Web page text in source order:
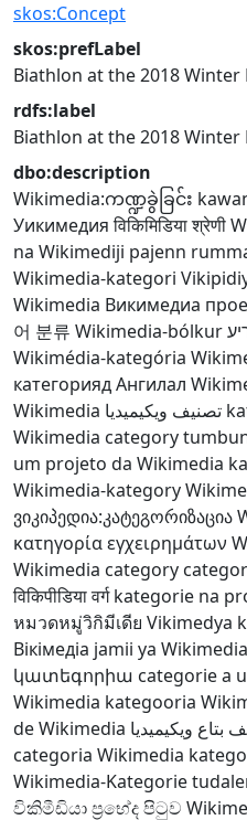
skos:Concept
skos:prefLabel
Biathlon at the 2018 Winter
rdfs:label
Biathlon at the 2018 Winter
dbo:description
Wikimedia:ကဏ္ဍခွဲခြင်း
Уикимедия विकिमिडिया श्रेणी
na Wikimediji pajenn
Wikimedia-kategori
Wikimedia Викимедиа
어 분류 Wikimedia-bólkur
Wikimédia-kategória
категорияд Ангилал
Wikimedia تصنيف ويكيميديا
Wikimedia category
um projeto da Wikimedia
Wikimedia-kategory
ვიკიპედია:კატეგორიზაცია
κατηγορία εγχειρημάτων
Wikimedia category
विकिपीडिया वर्ग kategorie na
หมวดหมู่วิกิมีเดีย Vikimedya
Вікімедіа jamii ya Wikimedia
կատեգորիա categorie a
Wikimedia kategooria
de Wikimedia بتاع ويكيميديا
categoria Wikimedia
Wikimedia-Kategorie
විකිමීඩියා ප්‍රභේද පිටුව